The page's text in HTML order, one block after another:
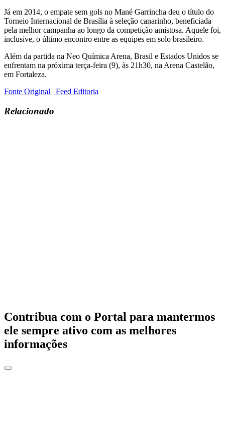
Já em 2014, o empate sem gols no Mané Garrincha deu o título do
Torneio Internacional de Brasília à seleção canarinho, beneficiada
pela melhor campanha ao longo da competição amistosa. Aquele foi,
inclusive, o último encontro entre as equipes em solo brasileiro.
Além da partida na Neo Química Arena, Brasil e Estados Unidos se
enfrentam na próxima terça-feira (9), às 21h30, na Arena Castelão,
em Fortaleza.
Fonte Original | Feed Editoria
Relacionado
Contribua com o Portal para mantermos
ele sempre ativo com as melhores
informações